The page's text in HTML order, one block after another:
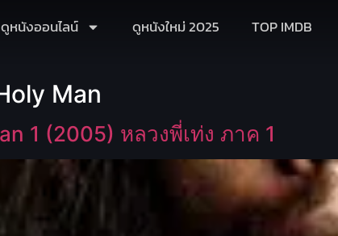
ดูหนังออนไลน์ ดูหนังใหม่ 2025 TOP IMDB
Man
1 (2005) หลวงพี่เท่ง ภาค 1